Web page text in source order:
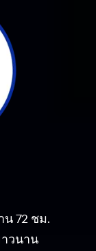
72 ชม.
วนาน